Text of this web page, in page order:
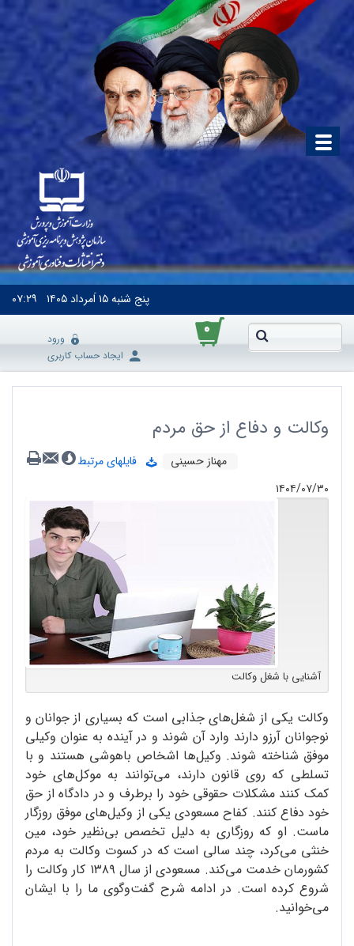
پنج شنبه۱۵ اَمرداد ۱۴۰۵ ۰۷:۲۹
۰
ورود
ایجاد حساب کاربری
وکالت و دفاع از حق مردم
مهناز حسینی
فایلهای مرتبط
۱۴۰۴/۰۷/۳۰
آشنایی با شغل وکالت
وکالت یکی از شغل‌های جذابی است که بسیاری از جوانان و
نوجوانان آرزو دارند وارد آن شوند و در آینده به عنوان وکیلی
موفق شناخته شوند. وکیل‌ها اشخاص باهوشی هستند و با
تسلطی که روی قانون دارند، می‌توانند به موکل‌های خود
کمک کنند مشکلات حقوقی خود را برطرف و در دادگاه از حق
خود دفاع کنند. کفاح مسعودی یکی از وکیل‌های موفق روزگار
ماست. او که روزگاری به دلیل تخصص بی‌نظیر خود، مین
خنثی می‌کرد، چند سالی است که در کسوت وکالت به مردم
کشورمان خدمت می‌کند. مسعودی از سال ۱۳۸۹ کار وکالت را
شروع کرده است. در ادامه شرح گفت‌وگوی ما را با ایشان
می‌خوانید.